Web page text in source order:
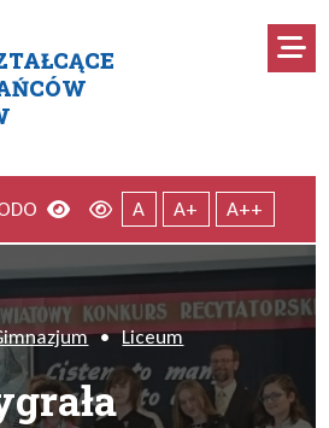
konkurs
Wersja kontrastowa
Wersja domyślna
A A+ A++
• Liceum